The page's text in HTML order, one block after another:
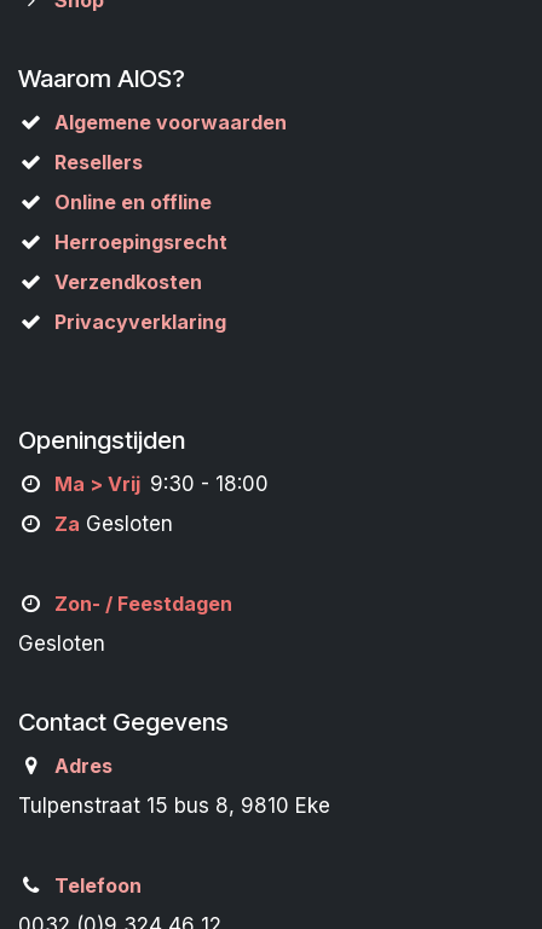
Waarom AIOS?
Algemene voorwaarden
Resellers
Online en offline
Herroepingsrecht
Verzendkosten
Privacyverklaring
Openingstijden
Ma > Vrij 9:30 - 18:00
Za Gesloten
Zon- / Feestdagen
Gesloten
Contact Gegevens
Adres
Tulpenstraat 15 bus 8, 9810 Eke
Telefoon